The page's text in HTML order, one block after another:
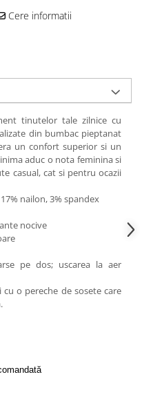
Cere informatii
tinutelor tale zilnice cu
din bumbac pieptanat
un confort superior si un
aduc o nota feminina si
casual, cat si pentru ocazii
nailon, 3% spandex
nocive
pe dos; uscarea la aer
o pereche de sosete care